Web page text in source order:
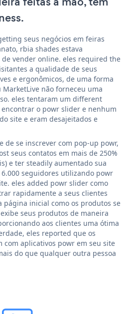
seus negócios em feiras
rbia shades estava
vender online. eles required the
a qualidade de seus
e ergonômicos, de uma forma
não forneceu uma
eles tentaram um different
o powr slider e nenhum
site e eram desajeitados e
de se inscrever com pop-up powr,
seus contatos em mais de 250%
e ter steadily aumentado sua
seguidores utilizando powr
eles added powr slider como
rapidamente a seus clientes
página inicial como os produtos se
seus produtos de maneira
aos clientes uma ótima
eles reported que os
aplicativos powr em seu site
do que qualquer outra pessoa